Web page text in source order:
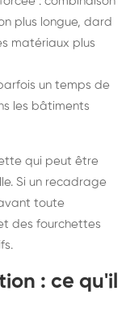
plus longue, dard
matériaux plus
un temps de
les bâtiments
qui peut être
Si un recadrage
toute
des fourchettes
.
: ce qu'il